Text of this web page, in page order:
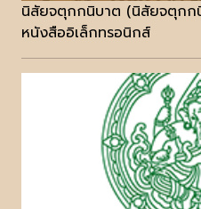
นิสัยจตุกกนิบาต (นิสัยจตุกก
หนังสืออิเล็กทรอนิกส์